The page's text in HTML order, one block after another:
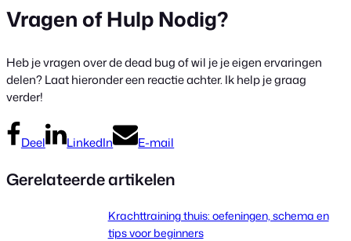
Vragen of Hulp Nodig?
Heb je vragen over de dead bug of wil je je eigen ervaringen
delen? Laat hieronder een reactie achter. Ik help je graag
verder!
Deel LinkedIn E-mail
Gerelateerde artikelen
Krachttraining thuis: oefeningen, schema en
tips voor beginners